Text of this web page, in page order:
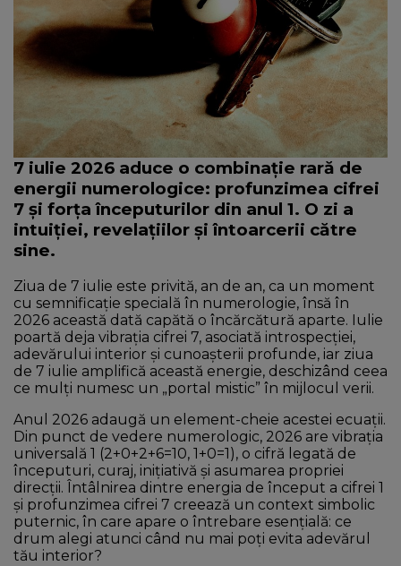
7 iulie 2026 aduce o combinație rară de
energii numerologice: profunzimea cifrei
7 și forța începuturilor din anul 1. O zi a
intuiției, revelațiilor și întoarcerii către
sine.
Ziua de 7 iulie este privită, an de an, ca un moment
cu semnificație specială în numerologie, însă în
2026 această dată capătă o încărcătură aparte. Iulie
poartă deja vibrația cifrei 7, asociată introspecției,
adevărului interior și cunoașterii profunde, iar ziua
de 7 iulie amplifică această energie, deschizând ceea
ce mulți numesc un „portal mistic” în mijlocul verii.
Anul 2026 adaugă un element-cheie acestei ecuații.
Din punct de vedere numerologic, 2026 are vibrația
universală 1 (2+0+2+6=10, 1+0=1), o cifră legată de
începuturi, curaj, inițiativă și asumarea propriei
direcții. Întâlnirea dintre energia de început a cifrei 1
și profunzimea cifrei 7 creează un context simbolic
puternic, în care apare o întrebare esențială: ce
drum alegi atunci când nu mai poți evita adevărul
tău interior?